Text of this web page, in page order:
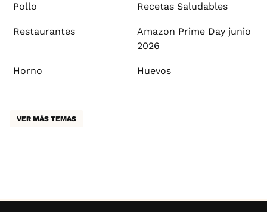
Pollo Recetas Saludables
Restaurantes
Amazon Prime Day junio
2026
Horno Huevos
VER MÁS TEMAS